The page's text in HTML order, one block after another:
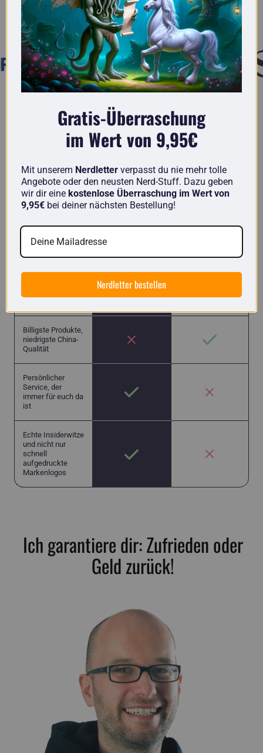
Bekannt aus
getDigital im Vergleich
Bei uns findest du einzigartige Artikel von Nerds
für Nerds und keinen 08/15-Chinamüll wie in
vielen anderen Shops.
getDigital Andere Shops
Exklusive
Von Nerds geführt
Billigste Produkte,
niedrigste China-
Qualität
Persönlicher
Service, der
immer für euch da
ist
Echte Insiderwitze
und nicht nur
schnell
aufgedruckte
Markenlogos
Ich garantiere dir: Zufrieden oder
Geld zurück!
Gratis-Überraschung
im Wert von 9,95€
Mit unserem Nerdletter verpasst du nie mehr tolle
Angebote oder den neusten Nerd-Stuff. Dazu geben
wir dir eine kostenlose Überraschung im Wert von
9,95€ bei deiner nächsten Bestellung!
Nerdletter bestellen